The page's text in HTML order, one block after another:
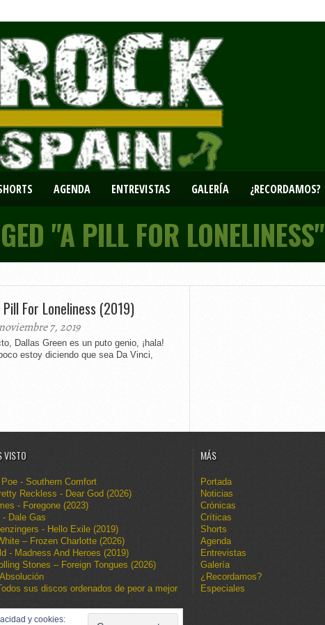
AGENDA ENTREVISTAS GALERÍA ¿RECORDAMOS?
"A PILL FOR LONELINESS"
For Loneliness (2019)
7, 2019
Dallas Green es un puto genio, ¡hala!
estoy diciendo que sea Da Vinci,
VISTO
Poe - Southern Comfort
Reckless - Dear God (2026)
- Foregone (2023)
- Dale Gas
- Hello Exile (2019)
– Frozen Charlotte (2026)
- Madness And Heroes (2019)
Stones – Foreign Tongues (2026)
sus discos ordenados de peor a mejor
MÁS
Portada
Noticias
Crónicas
Críticas
Shorts
Agenda
Entrevistas
Galería
¿Recordamos?
Especiales
y cookies: